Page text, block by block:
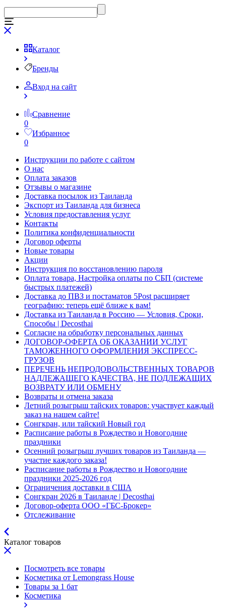
Каталог
Бренды
Вход на сайт
Сравнение
0
Избранное
0
Инструкции по работе с сайтом
О нас
Оплата заказов
Отзывы о магазине
Доставка посылок из Таиланда
Экспорт из Таиланда для бизнеса
Условия предоставления услуг
Контакты
Политика конфиденциальности
Договор оферты
Новые товары
Акции
Инструкция по восстановлению пароля
Оплата товара, Настройка оплаты по СБП (системе
быстрых платежей)
Доставка до ПВЗ и постаматов 5Post расширяет
географию: теперь ещё ближе к вам!
Доставка из Таиланда в Россию — Условия, Сроки,
Способы | Decosthai
Согласие на обработку персональных данных
ДОГОВОР-ОФЕРТА ОБ ОКАЗАНИИ УСЛУГ
ТАМОЖЕННОГО ОФОРМЛЕНИЯ ЭКСПРЕСС-
ГРУЗОВ
ПЕРЕЧЕНЬ НЕПРОДОВОЛЬСТВЕННЫХ ТОВАРОВ
НАДЛЕЖАЩЕГО КАЧЕСТВА, НЕ ПОДЛЕЖАЩИХ
ВОЗВРАТУ ИЛИ ОБМЕНУ
Возвраты и отмена заказа
Летний розыгрыш тайских товаров: участвует каждый
заказ на нашем сайте!
Сонгкран, или тайский Новый год
Расписание работы в Рождество и Новогодние
праздники
Осенний розыгрыш лучших товаров из Таиланда —
участие каждого заказа!
Расписание работы в Рождество и Новогодние
праздники 2025-2026 год
Ограничения доставки в США
Сонгкран 2026 в Таиланде | Decosthai
Договор-оферта ООО «ГБС-Брокер»
Отслеживание
Каталог товаров
Посмотреть все товары
Косметика от Lemongrass House
Товары за 1 бат
Косметика